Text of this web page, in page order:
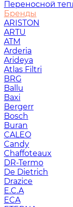
Переносной
Бренды
ARISTON
ARTU
ATM
Arderia
Arideya
Atlas Filtri
BRG
Ballu
Baxi
Bergerr
Bosch
Buran
CALEO
Candy
Chaffoteaux
DR-Termo
De Dietrich
Drazice
E.C.A
ECA